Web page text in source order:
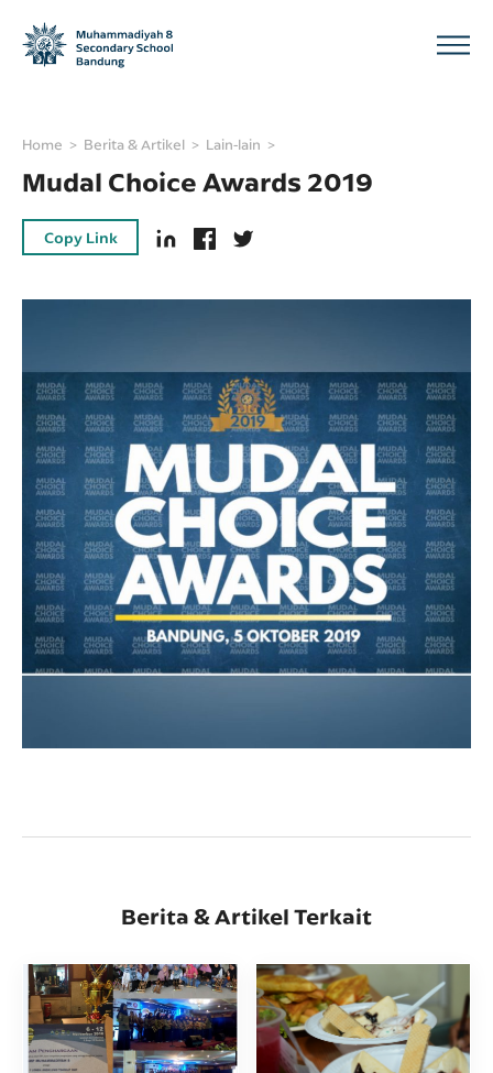
Home Berita & Artikel Lain-lain
Mudal Choice Awards 2019
Copy Link
Berita & Artikel Terkait